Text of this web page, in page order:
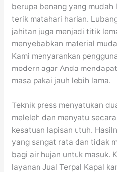
berupa benang yang mudah
terik matahari harian.
jahitan juga menjadi titik
menyebabkan material
Kami menyarankan
modern agar Anda
masa pakai jauh lebih lama.
Teknik press menyatukan
meleleh dan menyatu
kesatuan lapisan utuh.
yang sangat rata dan tidak
bagi air hujan untuk masuk.
layanan Jual Terpal Kapal